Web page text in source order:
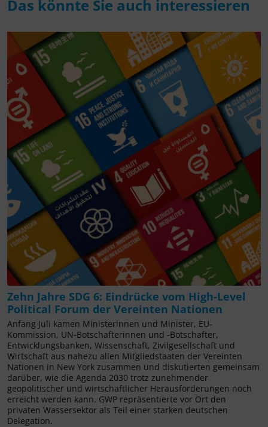
Das könnte Sie auch interessieren
Zehn Jahre SDG 6: Eindrücke vom High-Level
Political Forum der Vereinten Nationen
Anfang Juli kamen Ministerinnen und Minister, EU-
Kommission, UN-Botschafterinnen und -Botschafter,
Entwicklungsbanken, Wissenschaft, Zivilgesellschaft und
Wirtschaft aus nahezu allen Mitgliedstaaten der Vereinten
Nationen in New York zusammen und diskutierten gemeinsam
darüber, wie die Agenda 2030 trotz zunehmender
geopolitischer und wirtschaftlicher Herausforderungen noch
erreicht werden kann. GWP repräsentierte vor Ort den
privaten Wassersektor als Teil einer starken deutschen
Delegation.